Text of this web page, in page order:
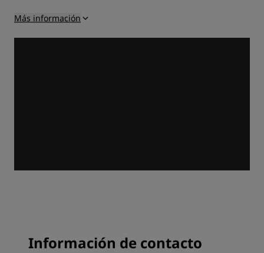
Más información
Información de contacto